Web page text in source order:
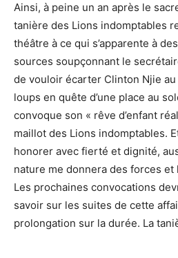
Ainsi, à peine un an après le
tanière des Lions indomptables
théâtre à ce qui s’apparente à
sources soupçonnant le
de vouloir écarter Clinton Njie au
loups en quête d’une place au
convoque son « rêve d’enfant
maillot des Lions indomptables.
honorer avec fierté et dignité,
nature me donnera des forces et
Les prochaines convocations
savoir sur les suites de cette
prolongation sur la durée. La